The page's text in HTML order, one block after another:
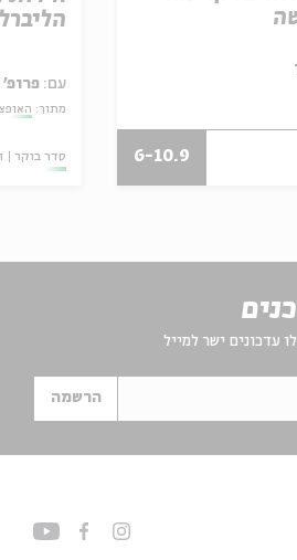
6-10.9
עם: פרופ'
מתוך:
סדר בוקר
עדכונים ישר למייל
הרשמה